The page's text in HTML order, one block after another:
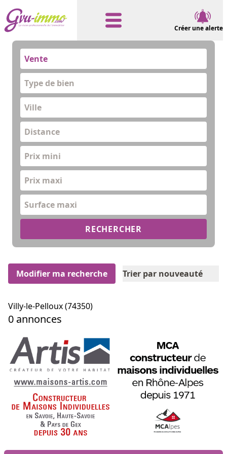
Créer une alerte
Vente
Type de bien
Distance
Prix mini
Prix maxi
Surface maxi
RECHERCHER
Modifier ma recherche Trier par nouveauté
Villy-le-Pelloux (74350)
0 annonces